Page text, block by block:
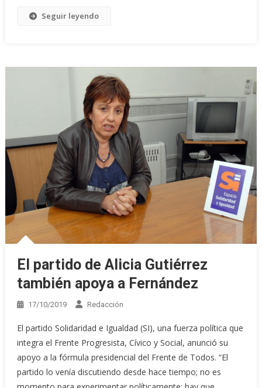
Seguir leyendo
El partido de Alicia Gutiérrez
también apoya a Fernández
17/10/2019 Redacción
El partido Solidaridad e Igualdad (SI), una fuerza política que
integra el Frente Progresista, Cívico y Social, anunció su
apoyo a la fórmula presidencial del Frente de Todos. “El
partido lo venía discutiendo desde hace tiempo; no es